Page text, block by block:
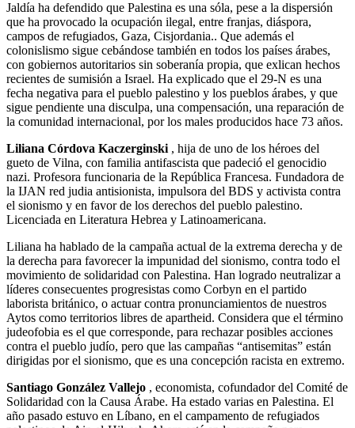
Jaldía ha defendido que Palestina es una sóla, pese a la dispersión
que ha provocado la ocupación ilegal, entre franjas, diáspora,
campos de refugiados, Gaza, Cisjordania.. Que además el
colonislismo sigue cebándose también en todos los países árabes,
con gobiernos autoritarios sin soberanía propia, que exlican hechos
recientes de sumisión a Israel. Ha explicado que el 29-N es una
fecha negativa para el pueblo palestino y los pueblos árabes, y que
sigue pendiente una disculpa, una compensación, una reparación de
la comunidad internacional, por los males producidos hace 73 años.
Liliana Córdova Kaczerginski , hija de uno de los héroes del
gueto de Vilna, con familia antifascista que padeció el genocidio
nazi. Profesora funcionaria de la República Francesa. Fundadora de
la IJAN red judia antisionista, impulsora del BDS y activista contra
el sionismo y en favor de los derechos del pueblo palestino.
Licenciada en Literatura Hebrea y Latinoamericana.
Liliana ha hablado de la campaña actual de la extrema derecha y de
la derecha para favorecer la impunidad del sionismo, contra todo el
movimiento de solidaridad con Palestina. Han logrado neutralizar a
líderes consecuentes progresistas como Corbyn en el partido
laborista británico, o actuar contra pronunciamientos de nuestros
Aytos como territorios libres de apartheid. Considera que el término
judeofobia es el que corresponde, para rechazar posibles acciones
contra el pueblo judío, pero que las campañas “antisemitas” están
dirigidas por el sionismo, que es una concepción racista en extremo.
Santiago González Vallejo , economista, cofundador del Comité de
Solidaridad con la Causa Árabe. Ha estado varias en Palestina. El
año pasado estuvo en Líbano, en el campamento de refugiados